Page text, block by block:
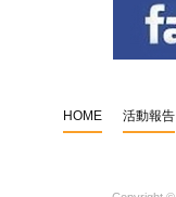
HOME 活動報告